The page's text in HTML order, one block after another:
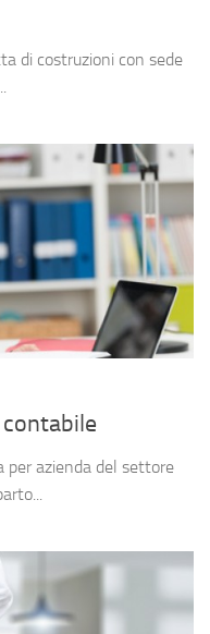
di costruzioni con sede
per azienda del settore